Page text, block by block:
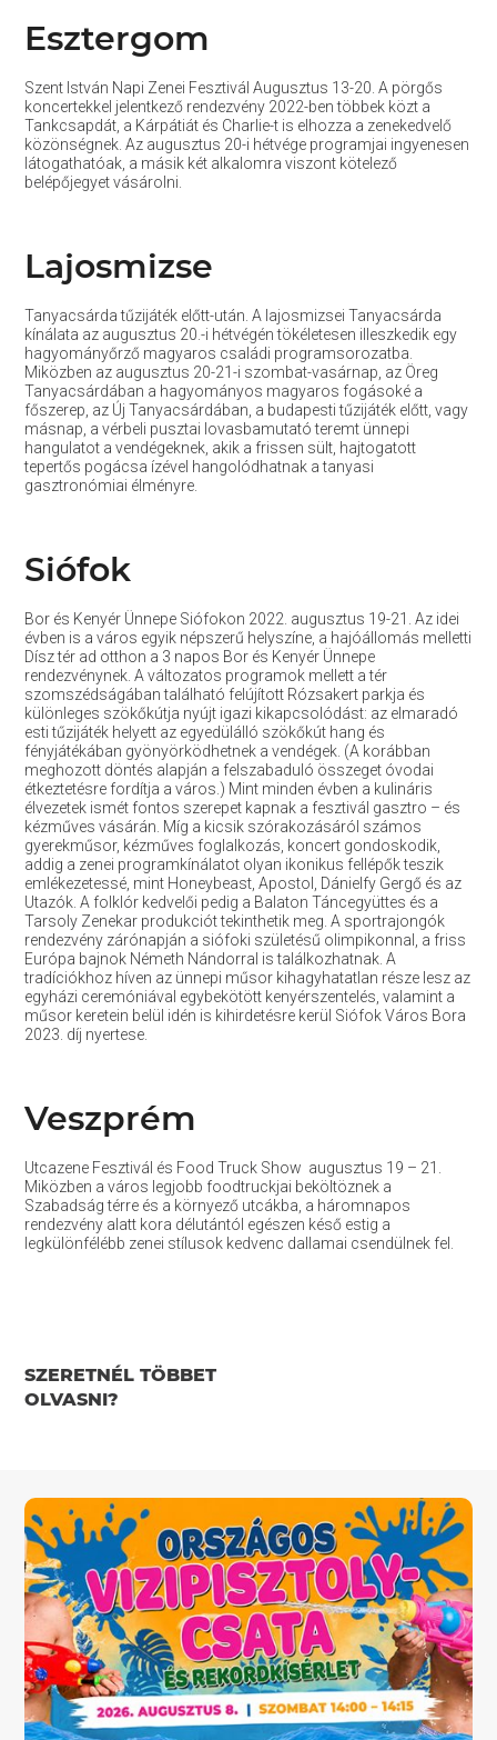
Esztergom
Szent István Napi Zenei Fesztivál Augusztus 13-20. A pörgős
koncertekkel jelentkező rendezvény 2022-ben többek közt a
Tankcsapdát, a Kárpátiát és Charlie-t is elhozza a zenekedvelő
közönségnek. Az augusztus 20-i hétvége programjai ingyenesen
látogathatóak, a másik két alkalomra viszont kötelező
belépőjegyet vásárolni.
Lajosmizse
Tanyacsárda tűzijáték előtt-után. A lajosmizsei Tanyacsárda
kínálata az augusztus 20.-i hétvégén tökéletesen illeszkedik egy
hagyományőrző magyaros családi programsorozatba.
Miközben az augusztus 20-21-i szombat-vasárnap, az Öreg
Tanyacsárdában a hagyományos magyaros fogásoké a
főszerep, az Új Tanyacsárdában, a budapesti tűzijáték előtt, vagy
másnap, a vérbeli pusztai lovasbamutató teremt ünnepi
hangulatot a vendégeknek, akik a frissen sült, hajtogatott
tepertős pogácsa ízével hangolódhatnak a tanyasi
gasztronómiai élményre.
Siófok
Bor és Kenyér Ünnepe Siófokon 2022. augusztus 19-21. Az idei
évben is a város egyik népszerű helyszíne, a hajóállomás melletti
Dísz tér ad otthon a 3 napos Bor és Kenyér Ünnepe
rendezvénynek. A változatos programok mellett a tér
szomszédságában található felújított Rózsakert parkja és
különleges szökőkútja nyújt igazi kikapcsolódást: az elmaradó
esti tűzijáték helyett az egyedülálló szökőkút hang és
fényjátékában gyönyörködhetnek a vendégek. (A korábban
meghozott döntés alapján a felszabaduló összeget óvodai
étkeztetésre fordítja a város.) Mint minden évben a kulináris
élvezetek ismét fontos szerepet kapnak a fesztivál gasztro – és
kézműves vásárán. Míg a kicsik szórakozásáról számos
gyerekműsor, kézműves foglalkozás, koncert gondoskodik,
addig a zenei programkínálatot olyan ikonikus fellépők teszik
emlékezetessé, mint Honeybeast, Apostol, Dánielfy Gergő és az
Utazók. A folklór kedvelői pedig a Balaton Táncegyüttes és a
Tarsoly Zenekar produkciót tekinthetik meg. A sportrajongók
rendezvény zárónapján a siófoki születésű olimpikonnal, a friss
Európa bajnok Németh Nándorral is találkozhatnak. A
tradíciókhoz híven az ünnepi műsor kihagyhatatlan része lesz az
egyházi ceremóniával egybekötött kenyérszentelés, valamint a
műsor keretein belül idén is kihirdetésre kerül Siófok Város Bora
2023. díj nyertese.
Veszprém
Utcazene Fesztivál és Food Truck Show augusztus 19 – 21.
Miközben a város legjobb foodtruckjai beköltöznek a
Szabadság térre és a környező utcákba, a háromnapos
rendezvény alatt kora délutántól egészen késő estig a
legkülönfélébb zenei stílusok kedvenc dallamai csendülnek fel.
SZERETNÉL TÖBBET
OLVASNI?